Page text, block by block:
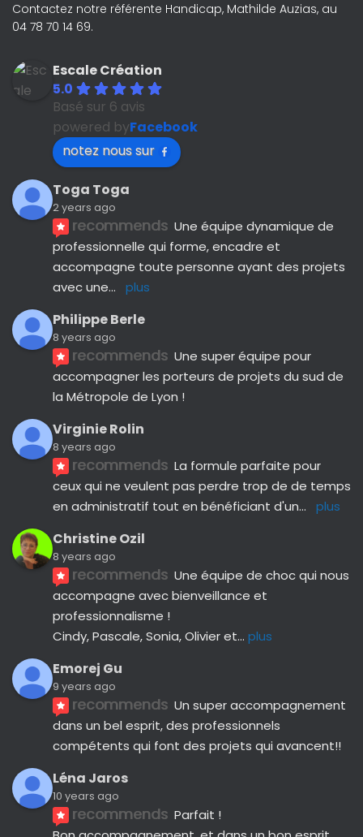
Contactez notre référente Handicap, Mathilde Auzias, au
04 78 70 14 69.
Escale Création
5.0
Basé sur 6 avis
powered byFacebook
notez nous sur
Toga Toga
2 years ago
recommends Une équipe dynamique de
professionnelle qui forme, encadre et
accompagne toute personne ayant des projets
avec une... plus
Philippe Berle
8 years ago
recommends Une super équipe pour
accompagner les porteurs de projets du sud de
la Métropole de Lyon !
Virginie Rolin
8 years ago
recommends La formule parfaite pour
ceux qui ne veulent pas perdre trop de de temps
en administratif tout en bénéficiant d'un... plus
Christine Ozil
8 years ago
recommends Une équipe de choc qui nous
accompagne avec bienveillance et
professionnalisme !
Cindy, Pascale, Sonia, Olivier et... plus
Emorej Gu
9 years ago
recommends Un super accompagnement
dans un bel esprit, des professionnels
compétents qui font des projets qui avancent!!
Léna Jaros
10 years ago
recommends Parfait !